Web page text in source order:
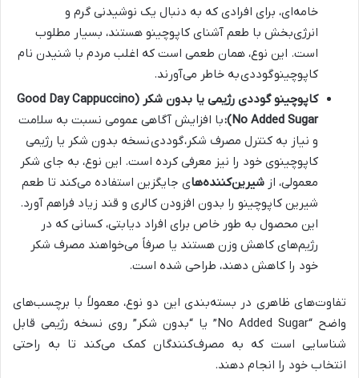
خامه‌ای، برای افرادی که به دنبال یک نوشیدنی گرم و
انرژی‌بخش با طعم آشنای کاپوچینو هستند، بسیار مطلوب
است. این نوع، همان طعمی است که اغلب مردم با شنیدن نام
کاپوچینوگوددیبه خاطر می‌آورند.
کاپوچینو گوددی رژیمی یا بدون شکر (Good Day Cappuccino
No Added Sugar): با افزایش آگاهی عمومی نسبت به سلامت
و نیاز به کنترل مصرف شکر،گوددینسخه بدون شکر یا رژیمی
کاپوچینوی خود را نیز معرفی کرده است. این نوع، به جای شکر
معمولی، از شیرین‌کننده‌های جایگزین استفاده می‌کند تا طعم
شیرین کاپوچینو را بدون افزودن کالری و قند زیاد فراهم آورد.
این محصول به طور خاص برای افراد دیابتی، کسانی که در
رژیم‌های کاهش وزن هستند یا صرفاً می‌خواهند مصرف شکر
خود را کاهش دهند، طراحی شده است.
تفاوت‌های ظاهری در بسته‌بندی این دو نوع، معمولاً با برچسب‌های
واضح “No Added Sugar” یا “بدون شکر” روی نسخه رژیمی قابل
شناسایی است که به مصرف‌کنندگان کمک می‌کند تا به راحتی
انتخاب خود را انجام دهند.